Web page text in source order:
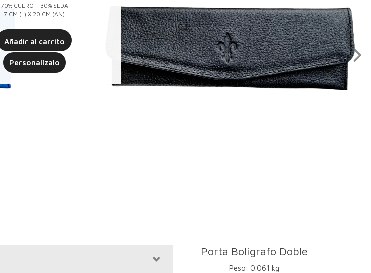
70% CUERO – 30% SEDA
7 CM (L) X 20 CM (AN)
Añadir al carrito
Personalízalo
Porta Bolígrafo Doble
Peso: 0.061 kg